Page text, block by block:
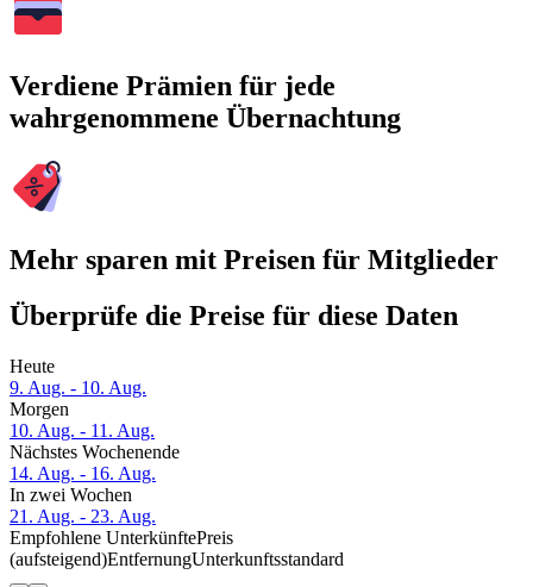
Verdiene Prämien für jede
wahrgenommene Übernachtung
Mehr sparen mit Preisen für Mitglieder
Überprüfe die Preise für diese Daten
Heute
9. Aug. - 10. Aug.
Morgen
10. Aug. - 11. Aug.
Nächstes Wochenende
14. Aug. - 16. Aug.
In zwei Wochen
21. Aug. - 23. Aug.
Empfohlene UnterkünftePreis
(aufsteigend)EntfernungUnterkunftsstandard